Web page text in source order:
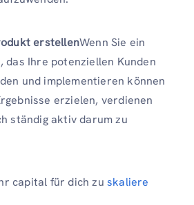
erstellenWenn Sie ein
das Ihre potenziellen Kunden
und implementieren können
erzielen, verdienen
ständig aktiv darum zu
capital für dich zu skaliere